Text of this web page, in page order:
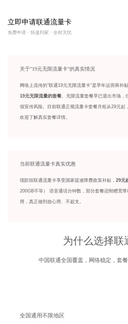
立即申请联通流量卡
免费申请 · 快递到家 · 全程无忧
关于"19元无限流量卡"的真实情况
网络上流传的"联通19元无限流量卡"是早年运营商补
19元无限流量的套餐 。无限流量套餐早已退出市场
假宣传风险。目前联通正规流量卡套餐月租从29元起
欢迎了解真实套餐详情。
当前联通流量卡真实优惠
现阶段联通流量卡享受国家提速降费政策补贴， 29元
200GB不等） 语音通话分钟数，部分套餐还附赠宽
用，真正做到放心用、不超支。
为什么选择联
中国联通全国覆盖，网络稳定，套
全国通用不限地区